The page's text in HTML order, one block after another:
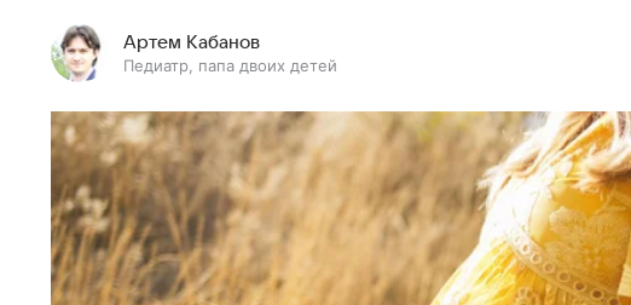
Артем Кабанов
Педиатр, папа двоих детей